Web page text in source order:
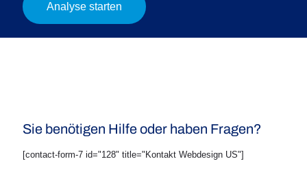
Analyse starten
Sie benötigen Hilfe oder haben Fragen?
[contact-form-7 id="128" title="Kontakt Webdesign US"]